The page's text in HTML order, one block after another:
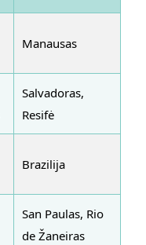
Manausas
Salvadoras,
Resifė
Brazilija
San Paulas, Rio
de Žaneiras